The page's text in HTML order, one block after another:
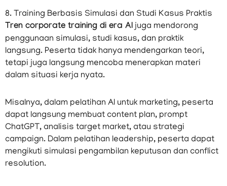
8. Training Berbasis Simulasi dan Studi Kasus Praktis
Tren corporate training di era AI juga mendorong
penggunaan simulasi, studi kasus, dan praktik
langsung. Peserta tidak hanya mendengarkan teori,
tetapi juga langsung mencoba menerapkan materi
dalam situasi kerja nyata.
Misalnya, dalam pelatihan AI untuk marketing, peserta
dapat langsung membuat content plan, prompt
ChatGPT, analisis target market, atau strategi
campaign. Dalam pelatihan leadership, peserta dapat
mengikuti simulasi pengambilan keputusan dan conflict
resolution.